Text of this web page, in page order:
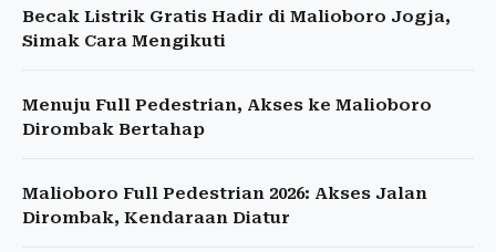
Becak Listrik Gratis Hadir di Malioboro Jogja,
Simak Cara Mengikuti
Menuju Full Pedestrian, Akses ke Malioboro
Dirombak Bertahap
Malioboro Full Pedestrian 2026: Akses Jalan
Dirombak, Kendaraan Diatur